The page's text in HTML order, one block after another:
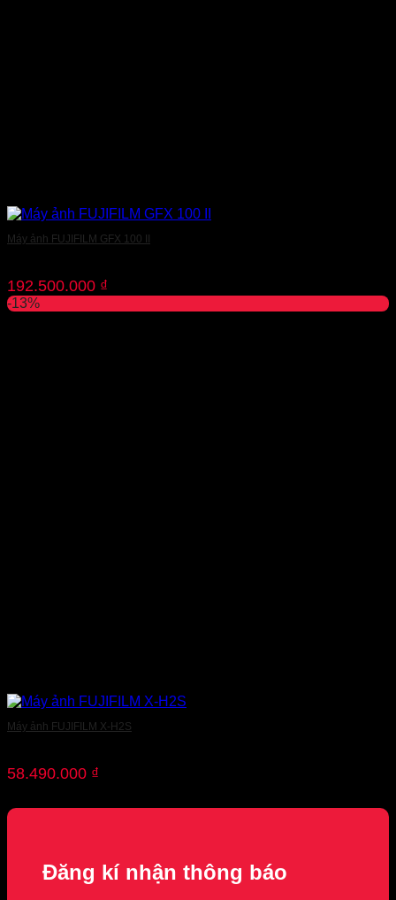
Máy ảnh FUJIFILM GFX 100 II
192.500.000 ₫
-13%
Máy ảnh FUJIFILM X-H2S
58.490.000 ₫
Đăng kí nhận thông báo